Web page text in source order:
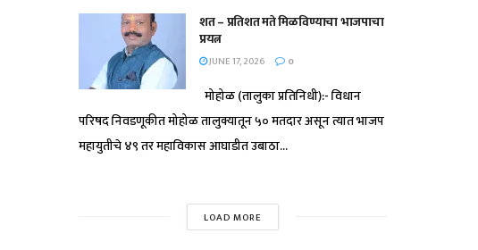
शत – प्रतिशत मते मिळविण्याचा भाजपाचा
प्रयत्न
JUNE 17, 2026 0
मोहोळ (तालुका प्रतिनिधी):- विधान
परिषद निवडणूकीत मोहोळ तालुक्यातून ५० मतदार असून त्यात भाजप
महायुतीचे ४९ तर महाविकास आघाडीत उबाठा...
LOAD MORE